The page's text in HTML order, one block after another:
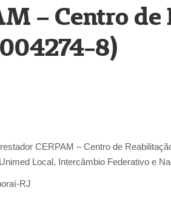
– Centro
8)
CERPAM – Centro de
Unimed Local, Intercâmbio Federativo e
RJ